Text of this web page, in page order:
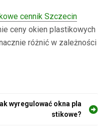
cennik Szczecin
ceny okien plastikowych
różnić w zależności
wyregulować okna pla
stikowe?